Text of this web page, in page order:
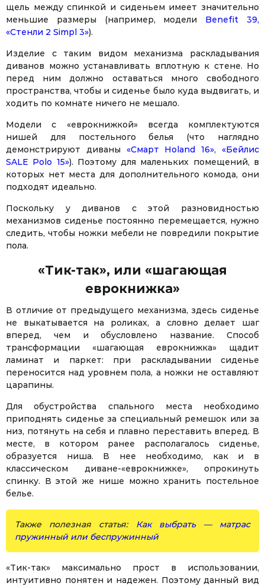
щель между спинкой и сиденьем имеет значительно
меньшие размеры (например, модели Benefit 39,
«Стенли 2 Simpl 3»).
Изделие с таким видом механизма раскладывания
диванов можно устанавливать вплотную к стене. Но
перед ним должно оставаться много свободного
пространства, чтобы и сиденье было куда выдвигать, и
ходить по комнате ничего не мешало.
Модели с «еврокнижкой» всегда комплектуются
нишей для постельного белья (что наглядно
демонстрируют диваны «Смарт Holand 16», «Бейлис
SALE Polo 15»). Поэтому для маленьких помещений, в
которых нет места для дополнительного комода, они
подходят идеально.
Поскольку у диванов с этой разновидностью
механизмов сиденье постоянно перемещается, нужно
следить, чтобы ножки мебели не повредили покрытие
пола.
«Тик-так», или «шагающая
еврокнижка»
В отличие от предыдущего механизма, здесь сиденье
не выкатывается на роликах, а словно делает шаг
вперед, чем и обусловлено название. Способ
трансформации «шагающая еврокнижка» щадит
ламинат и паркет: при раскладывании сиденье
переносится над уровнем пола, а ножки не оставляют
царапины.
Для обустройства спального места необходимо
приподнять сиденье за специальный ремешок или за
низ, потянуть на себя и плавно переставить вперед. В
месте, в котором ранее располагалось сиденье,
образуется ниша. В нее необходимо, как и в
классическом диване-«еврокнижке», опрокинуть
спинку. В этой же нише можно хранить постельное
белье.
Также полезная статья:
Как выбрать — матрас
пружинный или беспружинный
«Тик-так» максимально прост в использовании,
интуитивно понятен и надежен. Поэтому данный вид